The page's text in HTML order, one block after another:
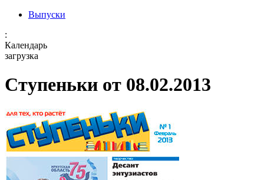
Выпуски
:
Календарь
загрузка
Ступеньки от 08.02.2013